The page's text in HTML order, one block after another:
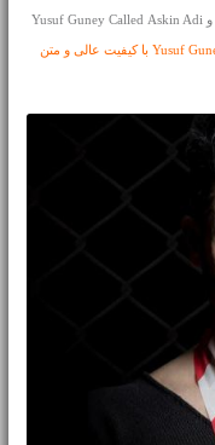
دانلود اهنگ آذری Hakan Kahraman و Yusuf Guney Askin Adi با کیفیت عالی و متن